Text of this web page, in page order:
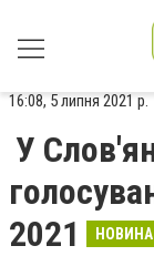
16:08, 5 липня 2021 р.
У
2021
НОВИНА